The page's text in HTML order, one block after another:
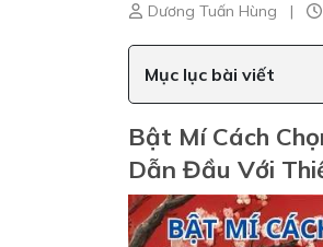
Dương Tuấn Hùng |
Mục lục bài viết
Bật Mí Cách
Dẫn Đầu Với